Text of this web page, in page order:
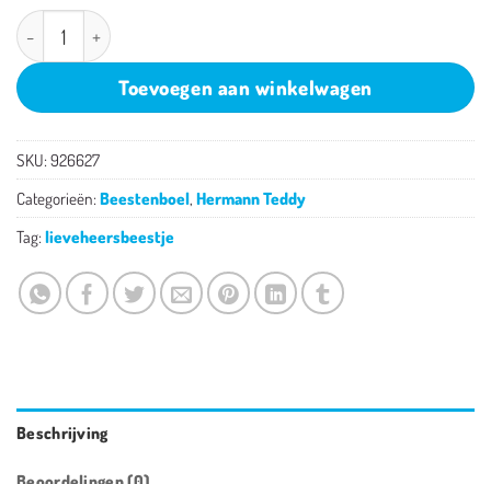
Hermann Teddy lieveheersbeestje aantal
Toevoegen aan winkelwagen
SKU: 926627
Categorieën: Beestenboel, Hermann Teddy
Tag: lieveheersbeestje
Beschrijving